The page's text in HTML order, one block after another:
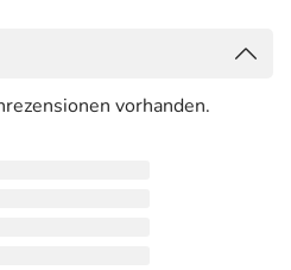
vorhanden.